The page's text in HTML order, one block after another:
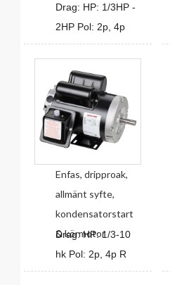
Drag: HP: 1/3HP -
2HP Pol: 2p, 4p
Enfas, dripproak,
allmänt syfte,
kondensatorstart
& körmotor
Drag: HP: 1/3-10
hk Pol: 2p, 4p R